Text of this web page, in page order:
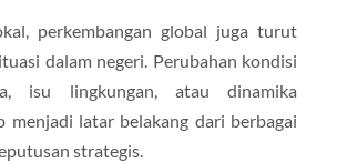
perkembangan global juga turut
dalam negeri. Perubahan kondisi
isu lingkungan, atau dinamika
menjadi latar belakang dari berbagai
strategis.